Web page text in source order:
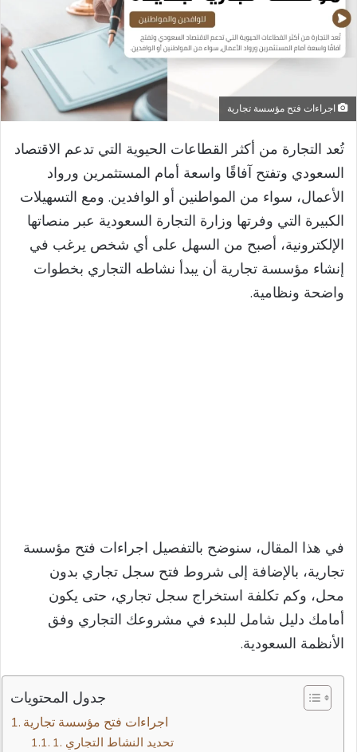
اجراءات فتح مؤسسة تجارية
تُعد التجارة من أكثر القطاعات الحيوية التي تدعم الاقتصاد
السعودي وتفتح آفاقًا واسعة أمام المستثمرين ورواد
الأعمال، سواء من المواطنين أو الوافدين. ومع التسهيلات
الكبيرة التي وفرتها وزارة التجارة السعودية عبر منصاتها
الإلكترونية، أصبح من السهل على أي شخص يرغب في
إنشاء مؤسسة تجارية أن يبدأ نشاطه التجاري بخطوات
واضحة ونظامية.
في هذا المقال، سنوضح بالتفصيل اجراءات فتح مؤسسة
تجارية، بالإضافة إلى شروط فتح سجل تجاري بدون
محل، وكم تكلفة استخراج سجل تجاري، حتى يكون
أمامك دليل شامل للبدء في مشروعك التجاري وفق
الأنظمة السعودية.
جدول المحتويات
1. تحديد النشاط التجاري